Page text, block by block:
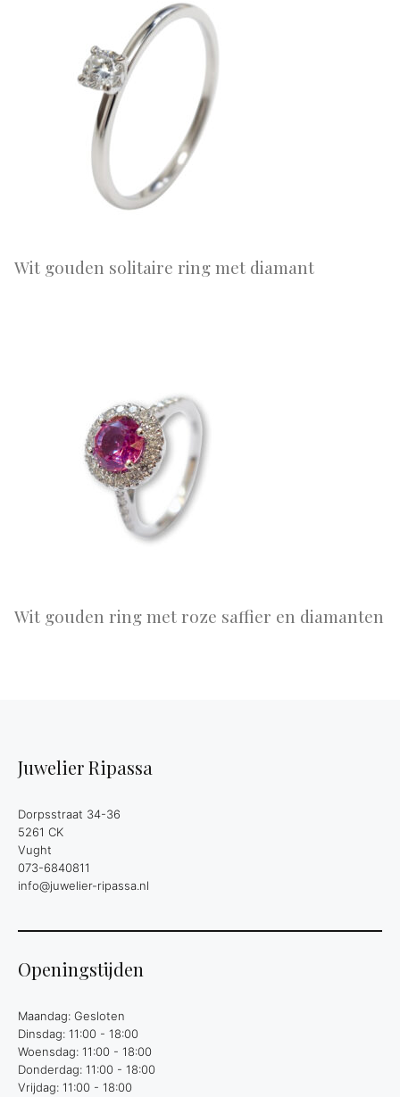
Wit gouden solitaire ring met diamant
Wit gouden ring met roze saffier en diamanten
Juwelier Ripassa
Dorpsstraat 34-36
5261 CK
Vught
073-6840811
info@juwelier-ripassa.nl
Openingstijden
Maandag: Gesloten
Dinsdag: 11:00 - 18:00
Woensdag: 11:00 - 18:00
Donderdag: 11:00 - 18:00
Vrijdag: 11:00 - 18:00